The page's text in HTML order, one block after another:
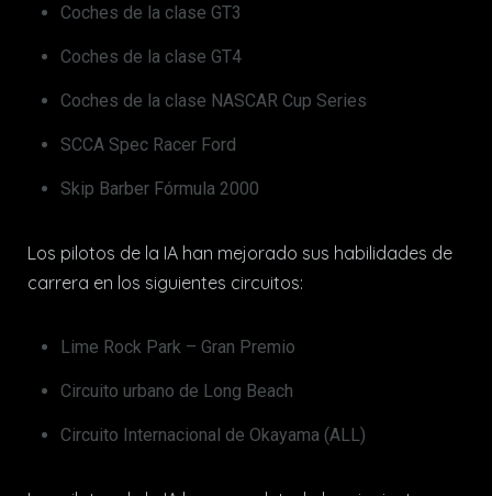
Coches de la clase GT3
Coches de la clase GT4
Coches de la clase NASCAR Cup Series
SCCA Spec Racer Ford
Skip Barber Fórmula 2000
Los pilotos de la IA han mejorado sus habilidades de
carrera en los siguientes circuitos:
Lime Rock Park – Gran Premio
Circuito urbano de Long Beach
Circuito Internacional de Okayama (ALL)